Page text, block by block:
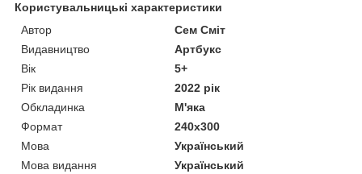
Користувальницькі характеристики
Автор
Сем Сміт
Видавництво
Артбукс
Вік
5+
Рік видання
2022 рік
Обкладинка
М'яка
Формат
240х300
Мова
Український
Мова видання
Український